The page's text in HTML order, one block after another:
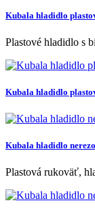
Kubala hladidlo
Plastové hladidlo s
Kubala hladidlo
Kubala hladidlo
Plastová rukoväť,